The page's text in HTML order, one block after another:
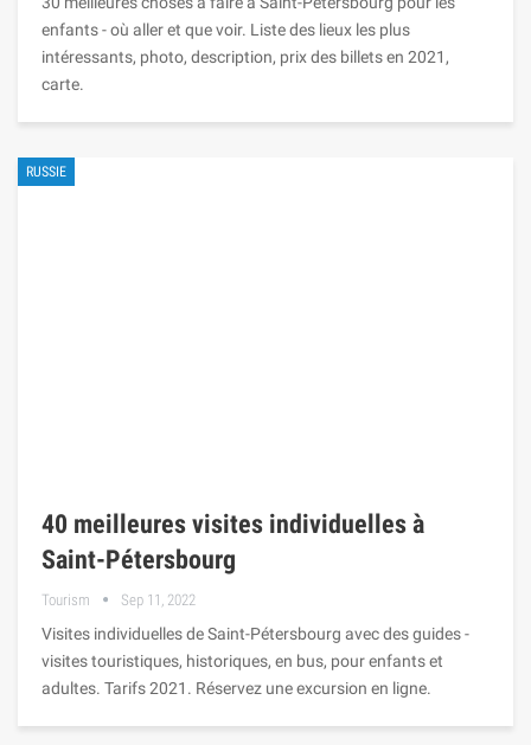
enfants - où aller et que voir. Liste des lieux les plus
intéressants, photo, description, prix des billets en 2021,
carte.
RUSSIE
40 meilleures visites individuelles à
Saint-Pétersbourg
Tourism Sep 11, 2022
Visites individuelles de Saint-Pétersbourg avec des guides -
visites touristiques, historiques, en bus, pour enfants et
adultes. Tarifs 2021. Réservez une excursion en ligne.